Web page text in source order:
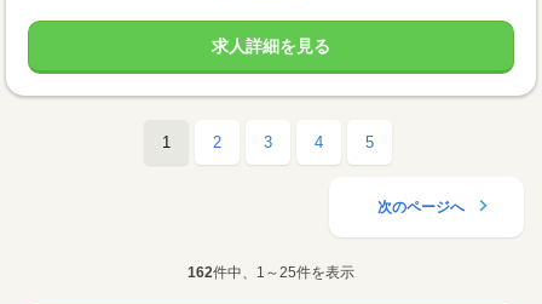
求人詳細を見る
1 2 3 4 5
次のページへ
162件中、1～25件を表示